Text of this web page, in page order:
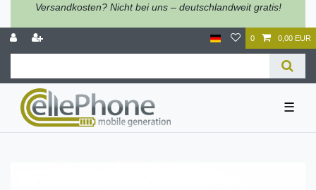
Versandkosten? Nicht bei uns – deutschlandweit gratis!
0 0,00 EUR
☰